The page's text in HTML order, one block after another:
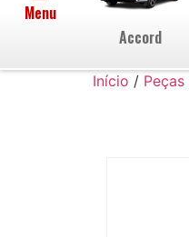
Menu
Accord
Início / Peças